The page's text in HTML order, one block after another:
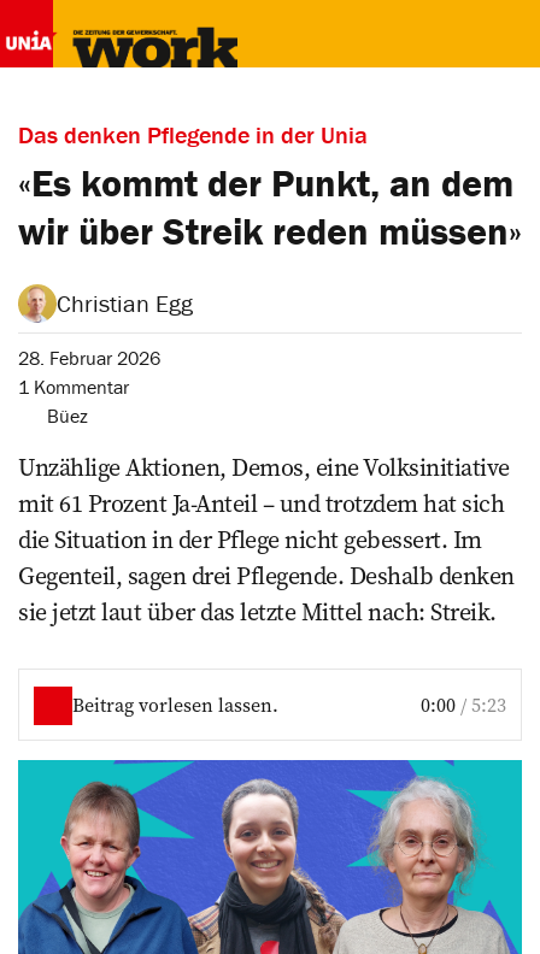
Das denken Pflegende in der Unia
«Es kommt der Punkt, an dem
wir über Streik reden müssen»
Christian Egg
28. Februar 2026
1 Kommentar
Büez
Unzählige Aktionen, Demos, eine Volksinitiative
mit 61 Prozent Ja-Anteil – und trotzdem hat sich
die Situation in der Pflege nicht gebessert. Im
Gegenteil, sagen drei Pflegende. Deshalb denken
sie jetzt laut über das letzte Mittel nach: Streik.
Beitrag vorlesen lassen. 0:00 /5:23